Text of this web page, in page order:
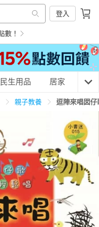
登入
數！
民生用品
運動休閒 親子玩具
化妝保養 情趣用品
民生用品 居家 3C
親子教養 逗陣來唱囡仔